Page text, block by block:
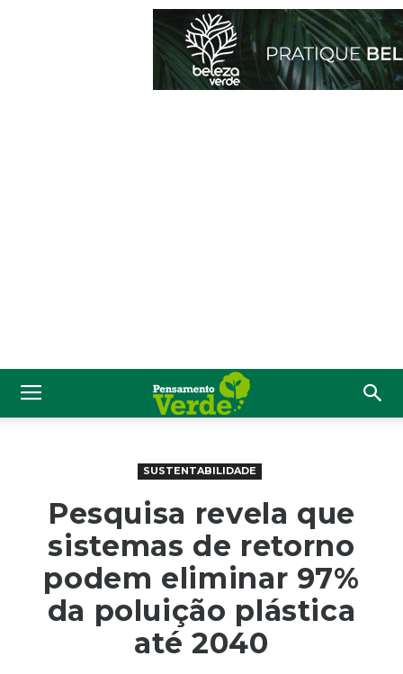
SUSTENTABILIDADE
Pesquisa revela que
sistemas de retorno
podem eliminar 97%
da poluição plástica
até 2040